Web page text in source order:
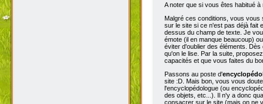
A noter que si vous êtes habitué
Malgré ces conditions, vous
sur le site si ce n'est pas déjà fait
dessus du champ de texte. Je
émote (il en manque beaucoup)
éviter d'oublier des éléments.
qu'on le lise. Par la suite,
capacités et que vous faites du
Passons au poste d'
site :D. Mais bon, vous vous
l'encyclopédologue (ou
des objets, etc...). Il n'y a donc
consacrer sur le site (mais on ne